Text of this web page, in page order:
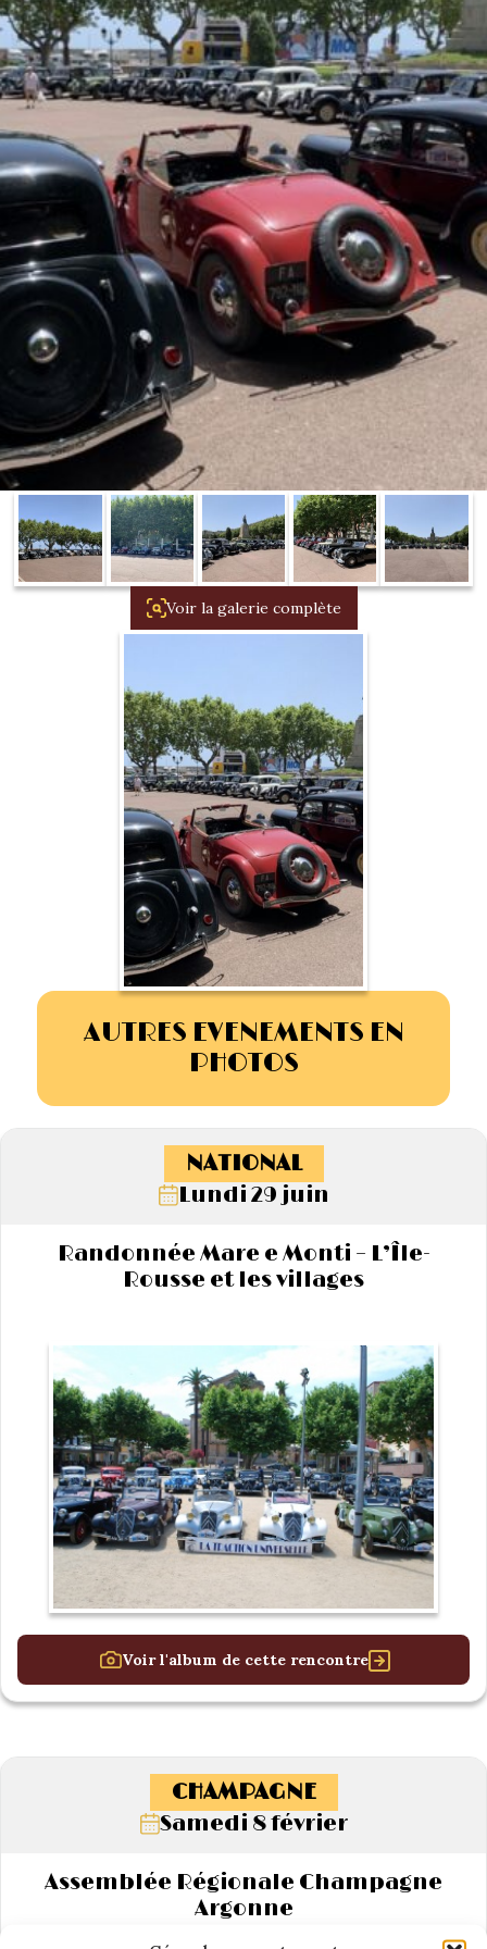
Notre local
La Boutique
Les pièces
L’assurance
Liens
La Revue
Les salons
La traction
La Traction des
membres
Bibliographie
Présentation 7
Présentation 11
Présentation 15 six
Evolution 7 et 11 -
1934/1941
Evolution 11 –
1945/1952
Evolution 11 –
La 15/6 G –
1938/1947
La 15/6 D –
1947/1955
La 15/6 H –
1954/1956
Voir la galerie complète
AUTRES EVENEMENTS EN
PHOTOS
NATIONAL
Lundi 29 juin
Randonnée Mare e Monti – L’Île-
Rousse et les villages
Voir l'album de cette rencontre
CHAMPAGNE
Samedi 8 février
Assemblée Régionale Champagne
Argonne